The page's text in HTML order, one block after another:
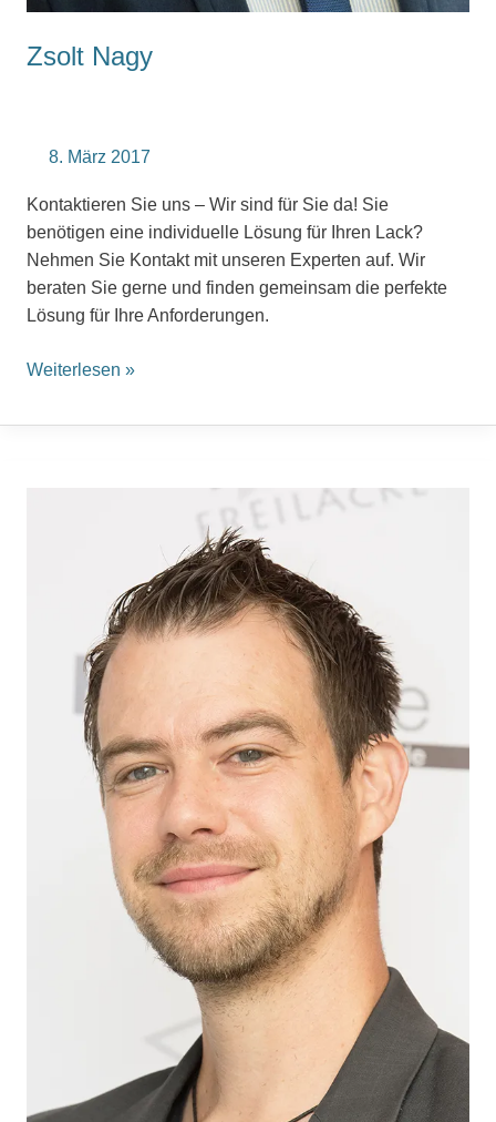
Zsolt Nagy
8. März 2017
Kontaktieren Sie uns – Wir sind für Sie da! Sie
benötigen eine individuelle Lösung für Ihren Lack?
Nehmen Sie Kontakt mit unseren Experten auf. Wir
beraten Sie gerne und finden gemeinsam die perfekte
Lösung für Ihre Anforderungen.
Weiterlesen »